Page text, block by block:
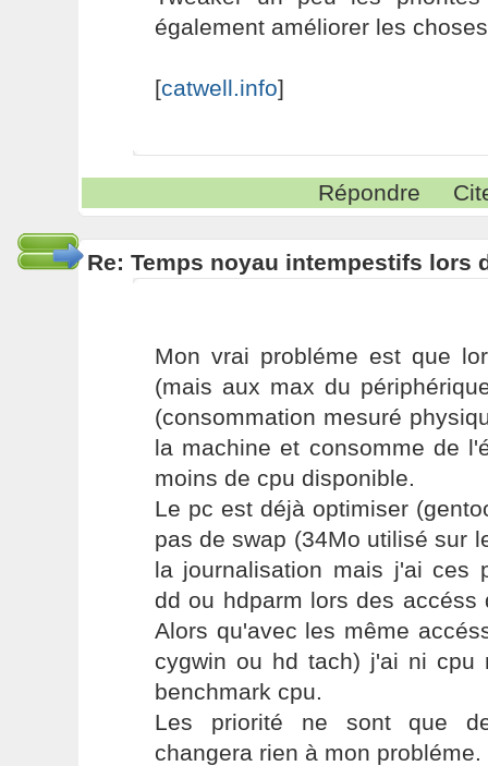
également améliorer les
[catwell.info]
Répondre
Re: Temps noyau intempestifs lors
Mon vrai probléme est que
(mais aux max du
(consommation mesuré
la machine et consomme de
moins de cpu disponible.
Le pc est déjà optimiser
pas de swap (34Mo utilisé sur
la journalisation mais j'ai ces
dd ou hdparm lors des accéss
Alors qu'avec les même
cygwin ou hd tach) j'ai ni cpu
benchmark cpu.
Les priorité ne sont que
changera rien à mon